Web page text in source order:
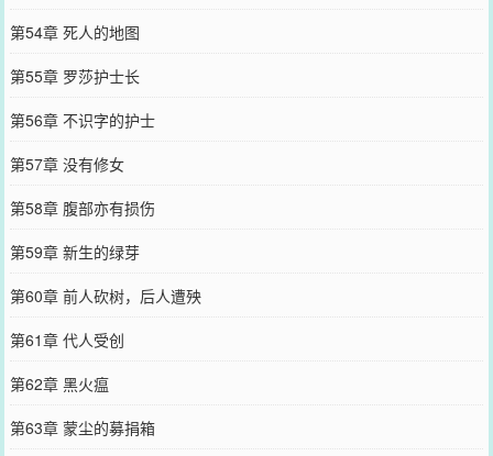
第54章 死人的地图
第55章 罗莎护士长
第56章 不识字的护士
第57章 没有修女
第58章 腹部亦有损伤
第59章 新生的绿芽
第60章 前人砍树，后人遭殃
第61章 代人受创
第62章 黑火瘟
第63章 蒙尘的募捐箱